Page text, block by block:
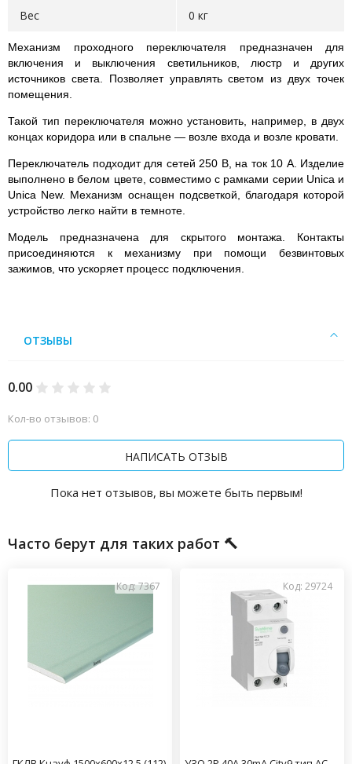
Вес 0 кг
Механизм проходного переключателя предназначен для
включения и выключения светильников, люстр и других
источников света. Позволяет управлять светом из двух точек
помещения.
Такой тип переключателя можно установить, например, в двух
концах коридора или в спальне — возле входа и возле кровати.
Переключатель подходит для сетей 250 В, на ток 10 А. Изделие
выполнено в белом цвете, совместимо с рамками серии Unica и
Unica New. Механизм оснащен подсветкой, благодаря которой
устройство легко найти в темноте.
Модель предназначена для скрытого монтажа. Контакты
присоединяются к механизму при помощи безвинтовых
зажимов, что ускоряет процесс подключения.
ОТЗЫВЫ
0.00
Кол-во отзывов: 0
НАПИСАТЬ ОТЗЫВ
Пока нет отзывов, вы можете быть первым!
Часто берут для таких работ 🔨
Код: 7367 Код: 29724